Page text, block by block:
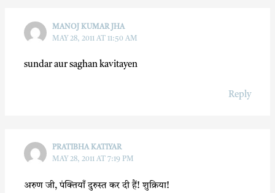
MANOJ KUMAR JHA
MAY 28, 2011 AT 11:50 AM
sundar aur saghan kavitayen
Reply
PRATIBHA KATIYAR
MAY 28, 2011 AT 7:19 PM
अरुण जी, पंक्तियाँ दुरुस्त कर दी हैं! शुक्रिया!